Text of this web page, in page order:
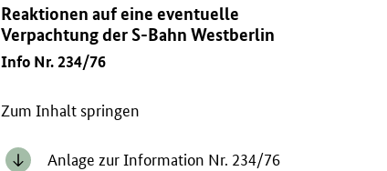
Reaktionen auf eine eventuelle
Verpachtung der S-Bahn Westberlin
Info Nr. 234/76
Zum Inhalt springen
Anlage zur Information Nr. 234/76